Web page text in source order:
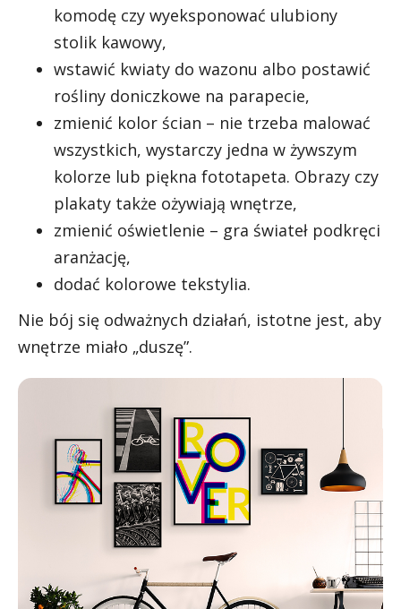
komodę czy wyeksponować ulubiony
stolik kawowy,
wstawić kwiaty do wazonu albo postawić
rośliny doniczkowe na parapecie,
zmienić kolor ścian – nie trzeba malować
wszystkich, wystarczy jedna w żywszym
kolorze lub piękna fototapeta. Obrazy czy
plakaty także ożywiają wnętrze,
zmienić oświetlenie – gra świateł podkręci
aranżację,
dodać kolorowe tekstylia.
Nie bój się odważnych działań, istotne jest, aby
wnętrze miało „duszę”.